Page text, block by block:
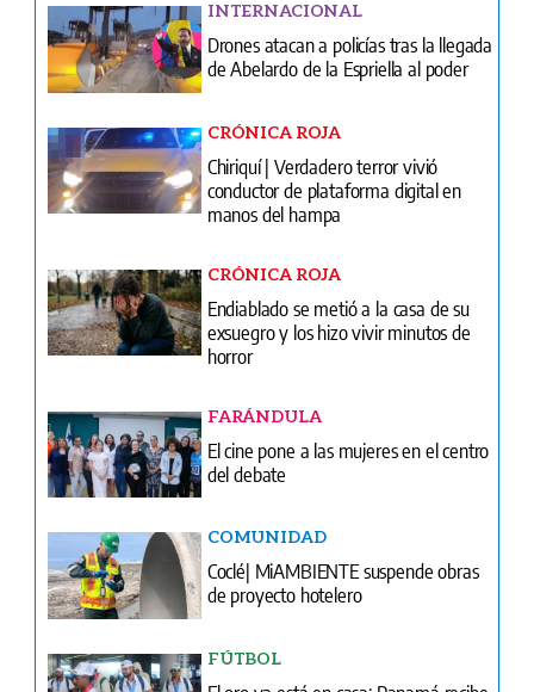
CRÓNICA ROJA
Chiriquí | Verdadero terror vivió
conductor de plataforma digital en
CRÓNICA ROJA
Endiablado se metió a la casa de su
exsuegro y los hizo vivir minutos de
FARÁNDULA
El cine pone a las mujeres en el centro
del debate
COMUNIDAD
Coclé| MiAMBIENTE suspende obras
de proyecto hotelero
FÚTBOL
El oro ya está en casa: Panamá recibe
a sus campeones